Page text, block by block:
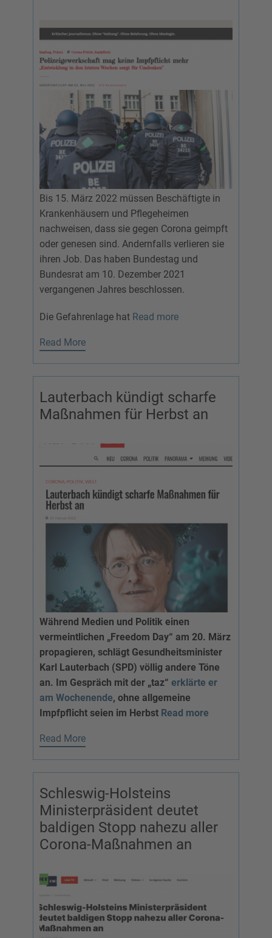
Bis 15. März 2022 müssen Beschäftigte in
Krankenhäusern und Pflegeheimen
nachweisen, dass sie gegen Corona geimpft
oder genesen sind. Andernfalls verlieren sie
ihren Job. Das haben Bundestag und
Bundesrat am 10. Dezember 2021
vergangenen Jahres beschlossen.
Die Gefahrenlage hat Read more
Read More
Lauterbach kündigt scharfe
Maßnahmen für Herbst an
Während Medien und Politik einen
vermeintlichen „Freedom Day“ am 20. März
propagieren, schlägt Gesundheitsminister
Karl Lauterbach (SPD) völlig andere Töne
an. Im Gespräch mit der „taz“ erklärte er
am Wochenende, ohne allgemeine
Impfpflicht seien im Herbst Read more
Read More
Schleswig-Holsteins
Ministerpräsident deutet
baldigen Stopp nahezu aller
Corona-Maßnahmen an